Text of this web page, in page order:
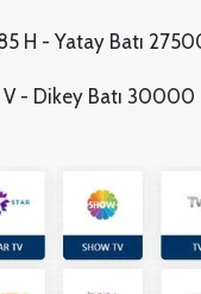
H - Yatay Batı
V - Dikey Batı